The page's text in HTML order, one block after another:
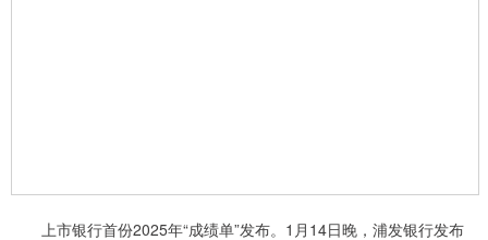
上市银行首份2025年“成绩单”发布。1月14日晚，浦发银行发布